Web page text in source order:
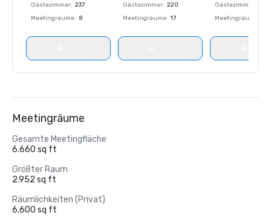
Gästezimmer: 237
Meetingräume: 8
Gästezimmer: 220
Meetingräume: 17
Gästezimmer
Meetingräume
Meetingräume
Gesamte Meetingfläche
6.660 sq ft
Größter Raum
2.952 sq ft
Räumlichkeiten (Privat)
6.600 sq ft